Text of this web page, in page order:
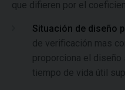
que difieren por el
Situación de diseño
de verificación mas
proporciona el diseño
tiempo de vida útil